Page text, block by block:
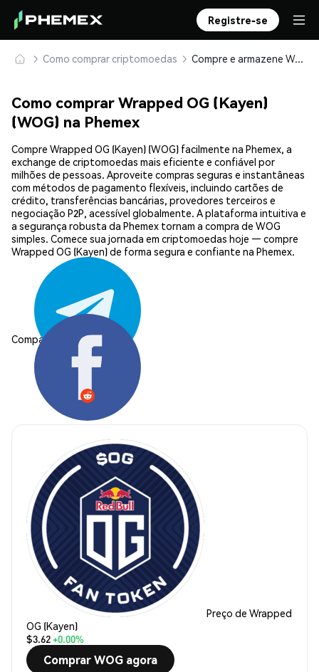
Registre-se
Como comprar criptomoedas Compre e armazene Wrapped OG (Kayen) (WOG) com segurança
Como comprar Wrapped OG (Kayen)
(WOG) na Phemex
Compre Wrapped OG (Kayen) (WOG) facilmente na Phemex, a
exchange de criptomoedas mais eficiente e confiável por
milhões de pessoas. Aproveite compras seguras e instantâneas
com métodos de pagamento flexíveis, incluindo cartões de
crédito, transferências bancárias, provedores terceiros e
negociação P2P, acessível globalmente. A plataforma intuitiva e
a segurança robusta da Phemex tornam a compra de WOG
simples. Comece sua jornada em criptomoedas hoje — compre
Wrapped OG (Kayen) de forma segura e confiante na Phemex.
Compartilhar:
Preço de Wrapped
OG (Kayen)
$3.62+0.00%
Comprar WOG agora